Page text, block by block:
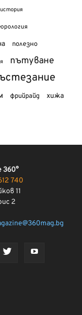
история
полезно
пътуване
фрийрайд хижа
360°
740
11
2